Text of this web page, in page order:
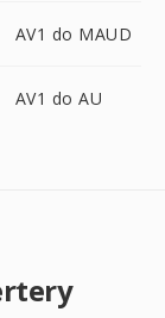
AV1 do MAUD
AV1 do AU